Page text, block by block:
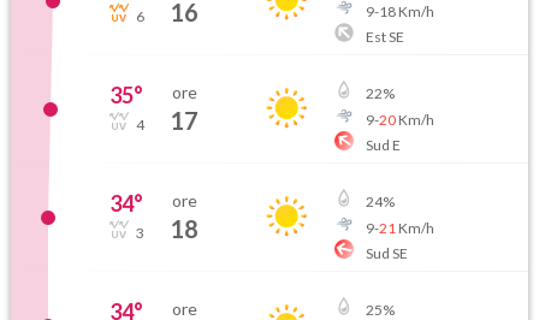
6 16 9-18Km/h
Est SE
35°
4
ore
17
22%
9-20Km/h
Sud E
34°
3
ore
18
24%
9-21 Km/h
Sud SE
34° ore 25%